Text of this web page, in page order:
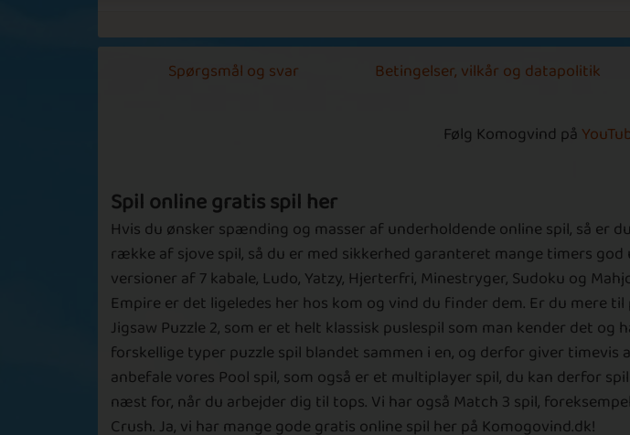
Spørgsmål og svar Betingelser, vilkår og datapolitik
Følg Komogvind på
Spil online gratis spil her
Hvis du ønsker spænding og masser af underholdende online spil, så er
række af sjove spil, så du er med sikkerhed garanteret mange timers
versioner af 7 kabale, Ludo, Yatzy, Hjerterfri, Minestryger, Sudoku og
Empire er det ligeledes her hos kom og vind du finder dem. Er du mere
Jigsaw Puzzle 2, som er et helt klassisk puslespil som man kender det og
forskellige typer puzzle spil blandet sammen i en, og derfor giver
anbefale vores Pool spil, som også er et multiplayer spil, du kan derfor
næst for, når du arbejder dig til tops. Vi har også Match 3 spil,
Crush. Ja, vi har mange gode gratis online spil her på Komogovind.dk!